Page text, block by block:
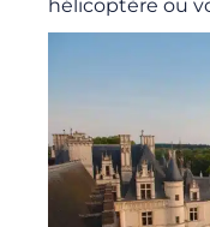
hélicoptère ou